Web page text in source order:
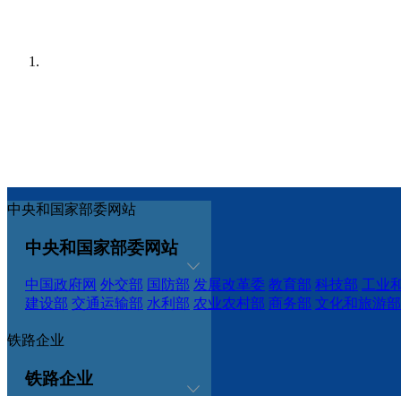
中央和国家部委网站
中央和国家部委网站
中国政府网 外交部 国防部 发展改革委 教育部 科技部 工业
建设部 交通运输部 水利部 农业农村部 商务部 文化和旅游部
铁路企业
铁路企业